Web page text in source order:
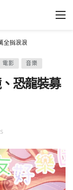
全捐浪浪
電影 音樂
恐龍裝募